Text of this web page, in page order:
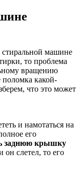
стиральной машине
то проблема
вращению
какой-
что это может
и намотаться на
его
заднюю крышку
он слетел, то его